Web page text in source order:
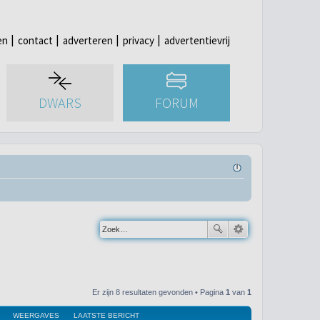
contact adverteren privacy advertentievrij
DWARS FORUM
Er zijn 8 resultaten gevonden • Pagina 1 van 1
WEERGAVES LAATSTE BERICHT